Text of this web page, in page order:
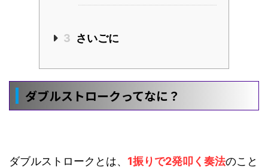
3 さいごに
ダブルストロークってなに？
ダブルストロークとは、 1振りで2発叩く奏法のこと